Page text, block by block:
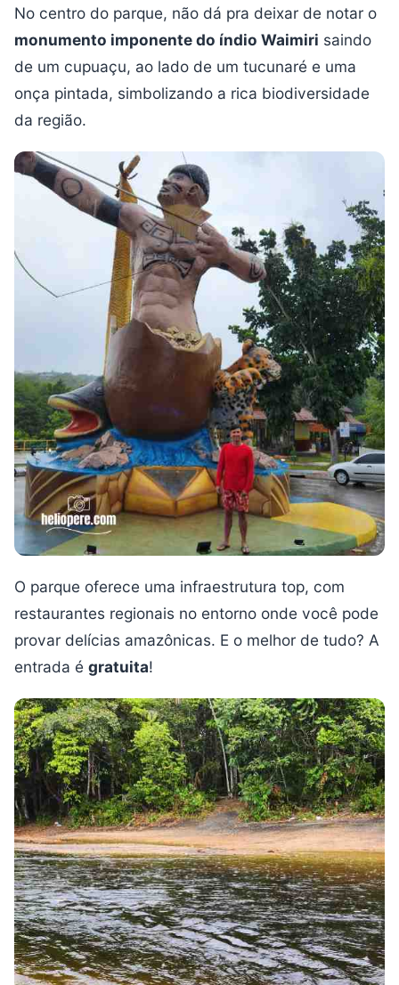
No centro do parque, não dá pra deixar de notar o
monumento imponente do índio Waimiri saindo
de um cupuaçu, ao lado de um tucunaré e uma
onça pintada, simbolizando a rica biodiversidade
da região.
O parque oferece uma infraestrutura top, com
restaurantes regionais no entorno onde você pode
provar delícias amazônicas. E o melhor de tudo? A
entrada é gratuita!